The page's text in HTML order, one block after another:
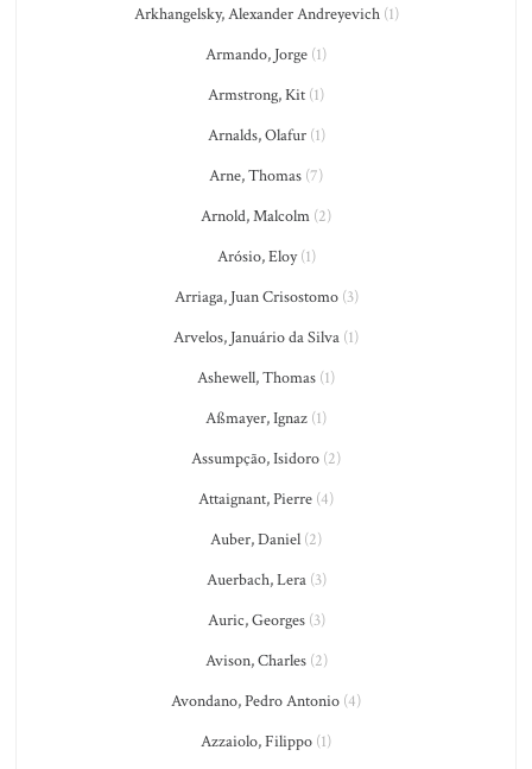
Arkhangelsky, Alexander Andreyevich(1)
Armando, Jorge (1)
Armstrong, Kit (1)
Arnalds, Olafur(1)
Arne, Thomas (7)
Arnold, Malcolm (2)
Arósio, Eloy(1)
Arriaga, Juan Crisostomo(3)
Arvelos, Januário da Silva (1)
Ashewell, Thomas (1)
Aßmayer, Ignaz (1)
Assumpção, Isidoro (2)
Attaignant, Pierre (4)
Auber, Daniel (2)
Auerbach, Lera(3)
Auric, Georges(3)
Avison, Charles(2)
Avondano, Pedro Antonio (4)
Azzaiolo, Filippo (1)